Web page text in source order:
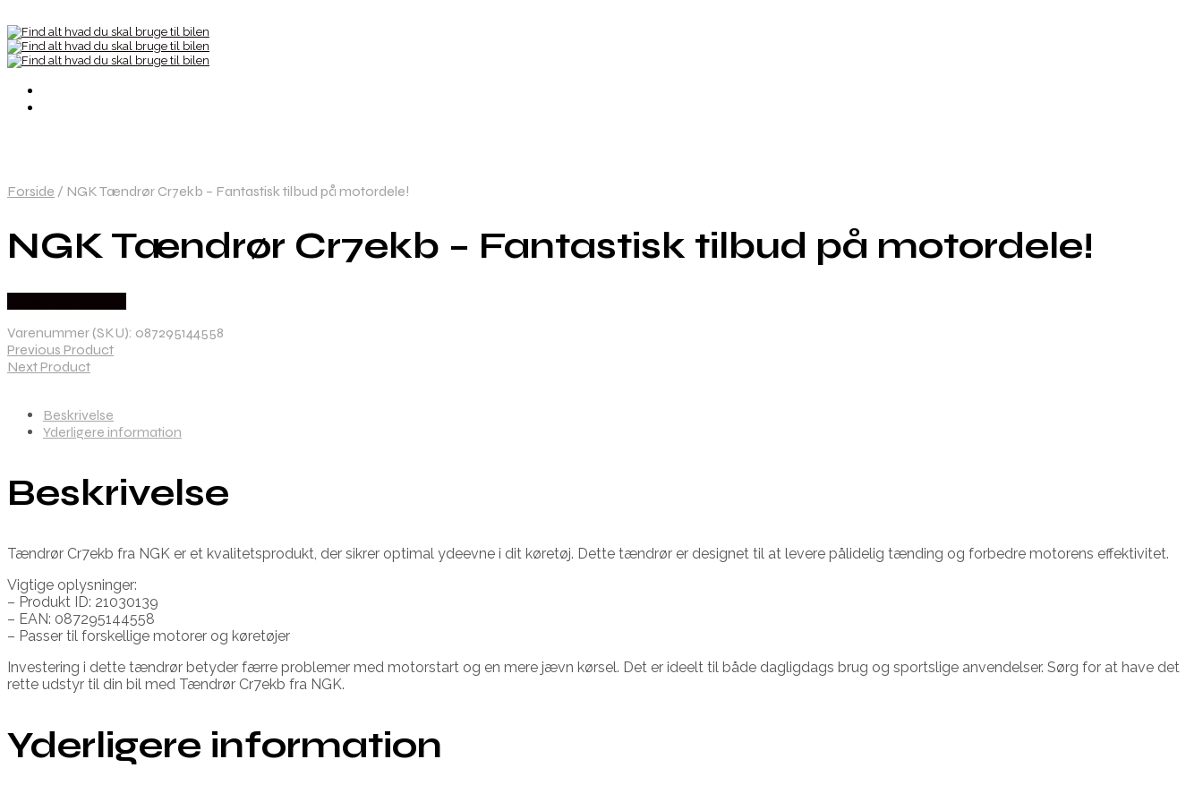
Forside / NGK Tændrør Cr7ekb – Fantastisk tilbud på motordele!
NGK Tændrør Cr7ekb – Fantastisk tilbud på motordele!
Varenummer (SKU): 087295144558
Previous Product
Next Product
Beskrivelse
Yderligere information
Beskrivelse
Tændrør Cr7ekb fra NGK er et kvalitetsprodukt, der sikrer optimal ydeevne i dit køretøj. Dette tændrør er designet til at levere pålidelig tænding og forbedre motorens effektivitet.
Vigtige oplysninger:
– Produkt ID: 21030139
– EAN: 087295144558
– Passer til forskellige motorer og køretøjer
Investering i dette tændrør betyder færre problemer med motorstart og en mere jævn kørsel. Det er ideelt til både dagligdags brug og sportslige anvendelser. Sørg for at have det
rette udstyr til din bil med Tændrør Cr7ekb fra NGK.
Yderligere information